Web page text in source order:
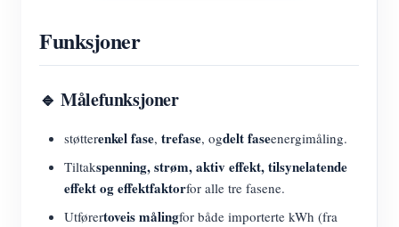
Funksjoner
🔹 Målefunksjoner
støtterenkel fase, trefase, ogdelt faseenergimåling.
Tiltakspenning, strøm, aktiv effekt, tilsynelatende
effekt og effektfaktorfor alle tre fasene.
Utførertoveis målingfor både importerte kWh (fra